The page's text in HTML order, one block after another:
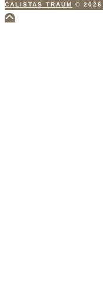
CALISTAS TRAUM © 2026
Scroll